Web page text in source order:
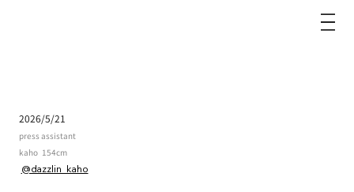
2026/5/21
press assistant
kaho 154cm
@dazzlin_kaho